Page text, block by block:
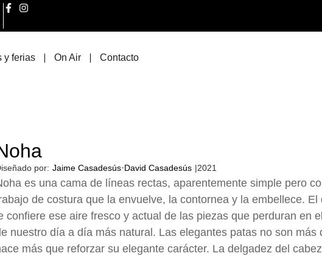
y ferias On Air Contacto
por: Jaime Casadesús·David Casadesús |2021
es una cama de líneas rectas, aparentemente simple pero
de costura que la envuelve, la contornea y la embellece.
confiere ese aire fresco y actual de las piezas que perduran en
nuestro día a día más natural. Las elegantes patas no son
más que reforzar su elegante carácter. La delgadez del